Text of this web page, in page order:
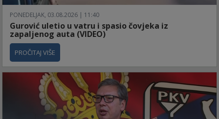
PONEDELJAK, 03.08.2026 | 11:40
Gurović uletio u vatru i spasio čovjeka iz
zapaljenog auta (VIDEO)
PROČITAJ VIŠE